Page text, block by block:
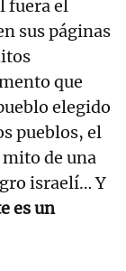
fuera el
sus páginas
que
elegido
pueblos, el
de una
israelí… Y
es un